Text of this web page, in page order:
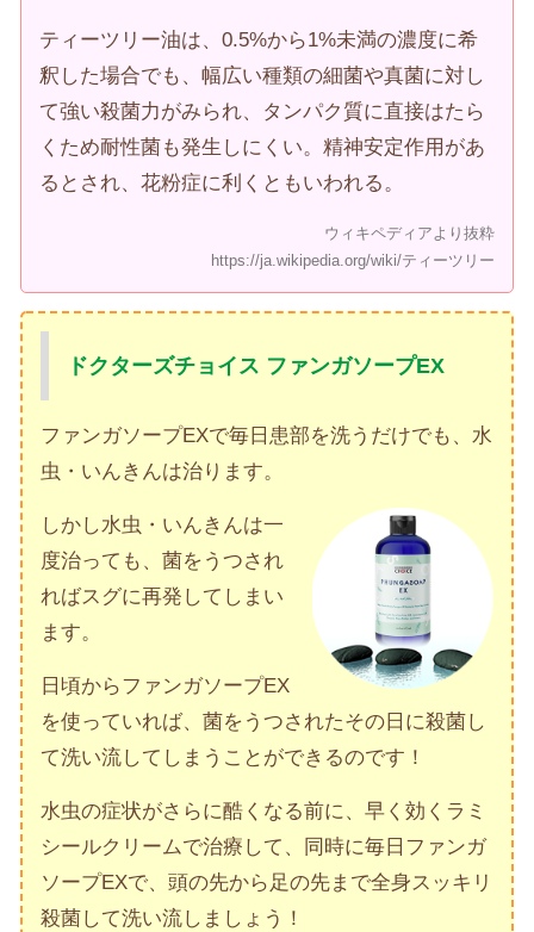
ティーツリー油は、0.5%から1%未満の濃度に希
釈した場合でも、幅広い種類の細菌や真菌に対し
て強い殺菌力がみられ、タンパク質に直接はたら
くため耐性菌も発生しにくい。精神安定作用があ
るとされ、花粉症に利くともいわれる。
ウィキペディアより抜粋
https://ja.wikipedia.org/wiki/ティーツリー
ドクターズチョイス ファンガソープEX
ファンガソープEXで毎日患部を洗うだけでも、水
虫・いんきんは治ります。
しかし水虫・いんきんは一
度治っても、菌をうつされ
ればスグに再発してしまい
ます。
日頃からファンガソープEX
を使っていれば、菌をうつされたその日に殺菌し
て洗い流してしまうことができるのです！
水虫の症状がさらに酷くなる前に、早く効くラミ
シールクリームで治療して、同時に毎日ファンガ
ソープEXで、頭の先から足の先まで全身スッキリ
殺菌して洗い流しましょう！